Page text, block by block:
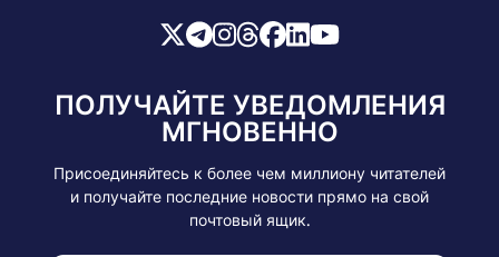
ПОЛУЧАЙТЕ УВЕДОМЛЕНИЯ
МГНОВЕННО
Присоединяйтесь к более чем миллиону читателей
и получайте последние новости прямо на свой
почтовый ящик.